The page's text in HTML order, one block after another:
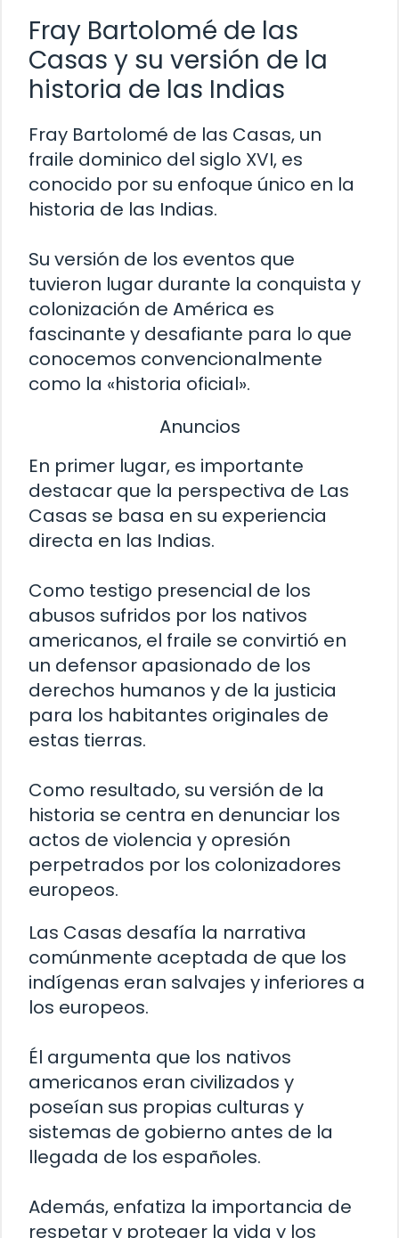
Fray Bartolomé de las
Casas y su versión de la
historia de las Indias
Fray Bartolomé de las Casas, un
fraile dominico del siglo XVI, es
conocido por su enfoque único en la
historia de las Indias.
Su versión de los eventos que
tuvieron lugar durante la conquista y
colonización de América es
fascinante y desafiante para lo que
conocemos convencionalmente
como la «historia oficial».
Anuncios
En primer lugar, es importante
destacar que la perspectiva de Las
Casas se basa en su experiencia
directa en las Indias.
Como testigo presencial de los
abusos sufridos por los nativos
americanos, el fraile se convirtió en
un defensor apasionado de los
derechos humanos y de la justicia
para los habitantes originales de
estas tierras.
Como resultado, su versión de la
historia se centra en denunciar los
actos de violencia y opresión
perpetrados por los colonizadores
europeos.
Las Casas desafía la narrativa
comúnmente aceptada de que los
indígenas eran salvajes y inferiores a
los europeos.
Él argumenta que los nativos
americanos eran civilizados y
poseían sus propias culturas y
sistemas de gobierno antes de la
llegada de los españoles.
Además, enfatiza la importancia de
respetar y proteger la vida y los